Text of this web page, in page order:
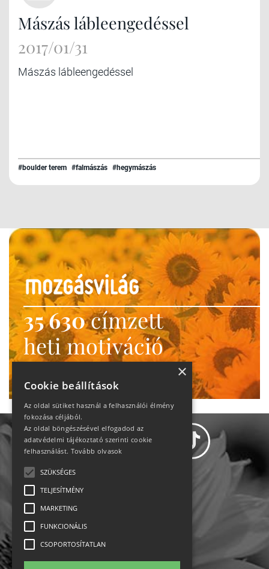
Mászás lábleengedéssel
2017/01/31
Mászás lábleengedéssel
#boulder terem #falmászás #hegymászás
35 630címzett
heti motiváció
Ne maradj le!
Impresszum-kapcsolat
×
Cookie beállítások
Az oldal sütiket használ a felhasználói élmény
fokozása céljából.
Az oldal böngészésével elfogadod az
adatvédelmi tájékoztató szerinti cookie
felhasználást. Tovább olvasok
SZÜKSÉGES
TELJESÍTMÉNY
MARKETING
FUNKCIONÁLIS
CSOPORTOSÍTATLAN